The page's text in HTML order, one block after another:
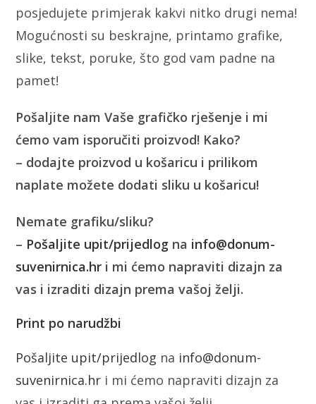
posjedujete primjerak kakvi nitko drugi nema!
Mogućnosti su beskrajne, printamo grafike,
slike, tekst, poruke, što god vam padne na
pamet!
Pošaljite nam Vaše grafičko rješenje i mi
ćemo vam isporučiti proizvod! Kako?
– dodajte proizvod u košaricu i prilikom
naplate možete dodati sliku u košaricu!
Nemate grafiku/sliku?
– Pošaljite upit/prijedlog na info@donum-
suvenirnica.hr i mi ćemo napraviti dizajn za
vas i izraditi dizajn prema vašoj želji.
Print po narudžbi
Pošaljite upit/prijedlog na info@donum-
suvenirnica.hr i mi ćemo napraviti dizajn za